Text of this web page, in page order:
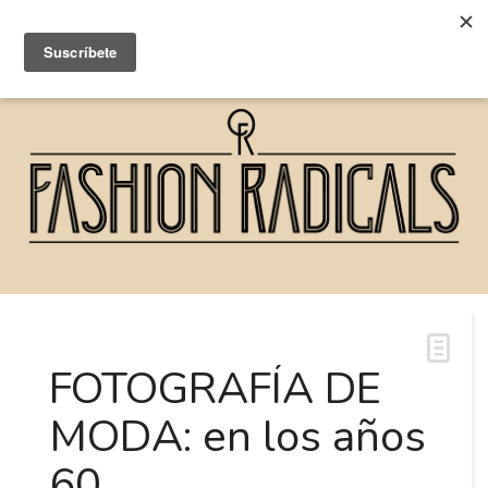
FOTOGRAFÍA DE
MODA: en los años